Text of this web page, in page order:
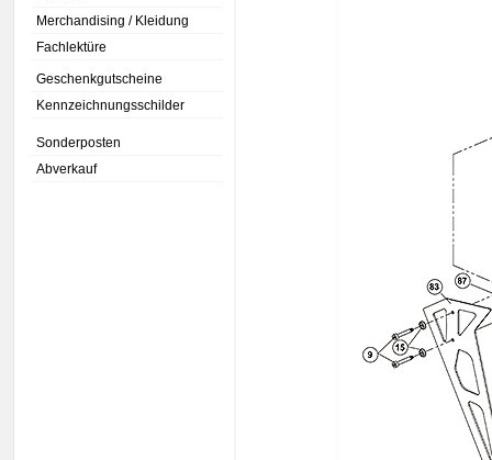
Merchandising / Kleidung
Fachlektüre
Geschenkgutscheine
Kennzeichnungsschilder
Sonderposten
Abverkauf